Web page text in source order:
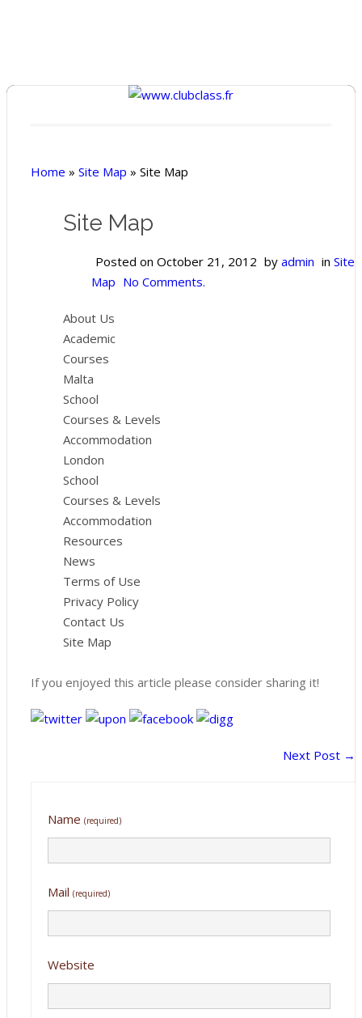
Home » Site Map » Site Map
Site Map
Posted on October 21, 2012 by admin in Site
Map No Comments.
About Us
Academic
Courses
Malta
School
Courses & Levels
Accommodation
London
School
Courses & Levels
Accommodation
Resources
News
Terms of Use
Privacy Policy
Contact Us
Site Map
If you enjoyed this article please consider sharing it!
Next Post →
Name (required)
Mail (required)
Website